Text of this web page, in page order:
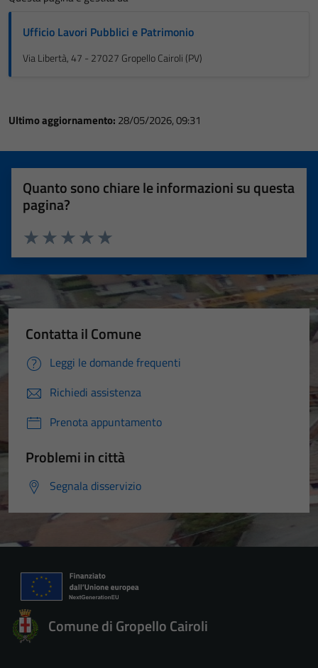
Ufficio Lavori Pubblici e Patrimonio
Via Libertà, 47 - 27027 Gropello Cairoli (PV)
Ultimo aggiornamento: 28/05/2026, 09:31
Quanto sono chiare le informazioni su questa
pagina?
Valuta 5 stelle su 5
Valuta 4 stelle su 5
Valuta 3 stelle su 5
Valuta 2 stelle su 5
Valuta 1 stelle su 5
Contatta il Comune
Leggi le domande frequenti
Richiedi assistenza
Prenota appuntamento
Problemi in città
Segnala disservizio
Comune di Gropello Cairoli